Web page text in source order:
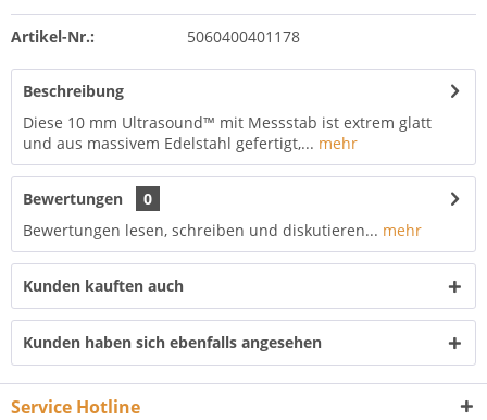
Artikel-Nr.: 5060400401178
Beschreibung
Diese 10 mm Ultrasound™ mit Messstab ist extrem glatt
und aus massivem Edelstahl gefertigt,... mehr
Bewertungen
0
Bewertungen lesen, schreiben und diskutieren... mehr
Kunden kauften auch
Kunden haben sich ebenfalls angesehen
Service Hotline